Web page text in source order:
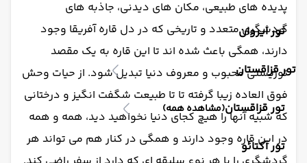
تور ایروان
تور قزاقستان
تور قزاقستان(مشاهده همه)
تور آکتائو
پدیده های طبیعی، مکان های دیدنی، جاذبه های
گردشگری متعدد و تاریخی که در دل قاره آفریقا وجود
دارند، همگی باعث شده اند تا این قاره به یک مقصد
توریستی محبوب و معروف دنیا تبدیل شود. از حیات وحش
فوق العاده زیبا گرفته تا تا طبیعت شگفت انگیز و درختانی
که شبیه آنها را هیچ کجای دنیا نخواهید دید، همه و همه
در این قاره وجود دارند و همگی در کنار هم می تواند هر